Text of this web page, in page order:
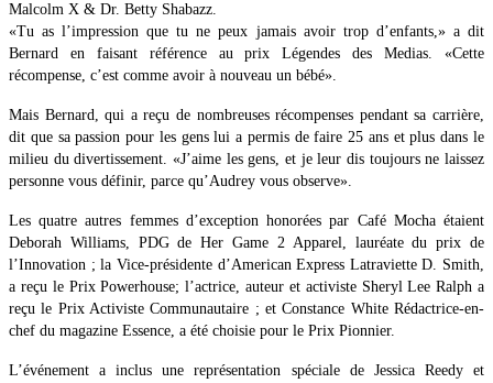
Malcolm X & Dr. Betty Shabazz.
«Tu as l’impression que tu ne peux jamais avoir trop d’enfants,» a dit
Bernard en faisant référence au prix Légendes des Medias. «Cette
récompense, c’est comme avoir à nouveau un bébé».
Mais Bernard, qui a reçu de nombreuses récompenses pendant sa carrière,
dit que sa passion pour les gens lui a permis de faire 25 ans et plus dans le
milieu du divertissement. «J’aime les gens, et je leur dis toujours ne laissez
personne vous définir, parce qu’Audrey vous observe».
Les quatre autres femmes d’exception honorées par Café Mocha étaient
Deborah Williams, PDG de Her Game 2 Apparel, lauréate du prix de
l’Innovation ; la Vice-présidente d’American Express Latraviette D. Smith,
a reçu le Prix Powerhouse; l’actrice, auteur et activiste Sheryl Lee Ralph a
reçu le Prix Activiste Communautaire ; et Constance White Rédactrice-en-
chef du magazine Essence, a été choisie pour le Prix Pionnier.
L’événement a inclus une représentation spéciale de Jessica Reedy et